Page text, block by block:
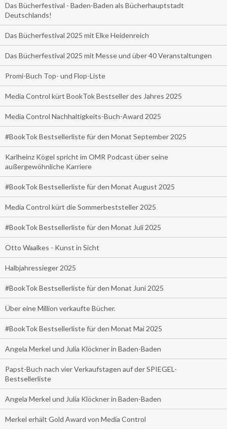
Das Bücherfestival - Baden-Baden als Bücherhauptstadt
Deutschlands!
Das Bücherfestival 2025 mit Elke Heidenreich
Das Bücherfestival 2025 mit Messe und über 40 Veranstaltungen
Promi-Buch Top- und Flop-Liste
Media Control kürt BookTok Bestseller des Jahres 2025
Media Control Nachhaltigkeits-Buch-Award 2025
#BookTok Bestsellerliste für den Monat September 2025
Karlheinz Kögel spricht im OMR Podcast über seine
außergewöhnliche Karriere
#BookTok Bestsellerliste für den Monat August 2025
Media Control kürt die Sommerbeststeller 2025
#BookTok Bestsellerliste für den Monat Juli 2025
Otto Waalkes - Kunst in Sicht
Halbjahressieger 2025
#BookTok Bestsellerliste für den Monat Juni 2025
Über eine Million verkaufte Bücher.
#BookTok Bestsellerliste für den Monat Mai 2025
Angela Merkel und Julia Klöckner in Baden-Baden
Papst-Buch nach vier Verkaufstagen auf der SPIEGEL-
Bestsellerliste
Angela Merkel und Julia Klöckner in Baden-Baden
Merkel erhält Gold Award von Media Control